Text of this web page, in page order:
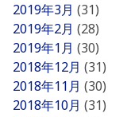
2019年3月 (31)
2019年2月 (28)
2019年1月 (30)
2018年12月 (31)
2018年11月 (30)
2018年10月 (31)